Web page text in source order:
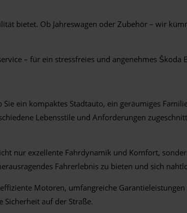
bietet. Ob Jahreswagen oder Zubehör – wir
– für ein stressfreies und angenehmes Škoda
ein kompaktes Stadtauto, ein geräumiges
Lebensstile und Anforderungen
nur exzellente Fahrdynamik und Komfort,
Fahrerlebnis zu bieten und sich
Motoren, umfangreiche
auf der Straße.